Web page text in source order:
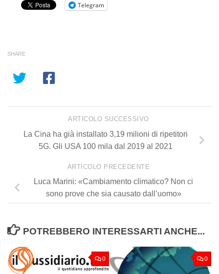
Telegram
SHARE
ARTICOLO SUCCESSIVO
La Cina ha già installato 3,19 milioni di ripetitori
5G. Gli USA 100 mila dal 2019 al 2021
ARTICOLO PRECEDENTE
Luca Marini: «Cambiamento climatico? Non ci
sono prove che sia causato dall’uomo»
POTREBBERO INTERESSARTI ANCHE...
0 0